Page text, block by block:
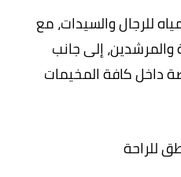
للرجال والسيدات، مع
والمرشدين، إلى جانب
كافة المخيمات
للراحة